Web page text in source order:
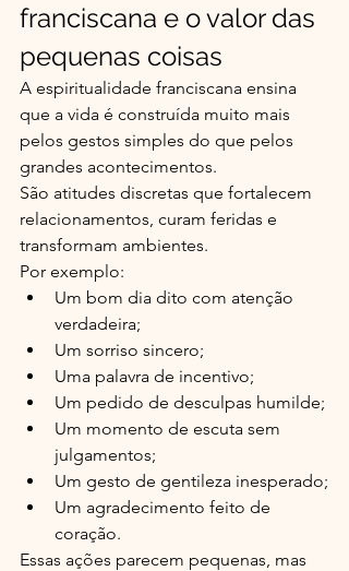
franciscana e o valor das
pequenas coisas
A espiritualidade franciscana ensina
que a vida é construída muito mais
pelos gestos simples do que pelos
grandes acontecimentos.
São atitudes discretas que fortalecem
relacionamentos, curam feridas e
transformam ambientes.
Por exemplo:
Um bom dia dito com atenção
verdadeira;
Um sorriso sincero;
Uma palavra de incentivo;
Um pedido de desculpas humilde;
Um momento de escuta sem
julgamentos;
Um gesto de gentileza inesperado;
Um agradecimento feito de
coração.
Essas ações parecem pequenas, mas